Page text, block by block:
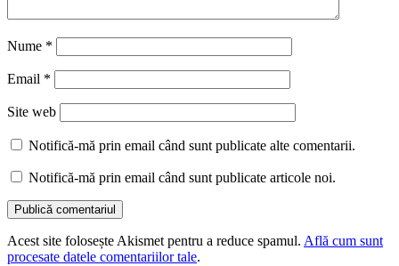
Nume *
Email *
Site web
Notifică-mă prin email când sunt publicate alte comentarii.
Notifică-mă prin email când sunt publicate articole noi.
Acest site folosește Akismet pentru a reduce spamul. Află cum sunt
procesate datele comentariilor tale.